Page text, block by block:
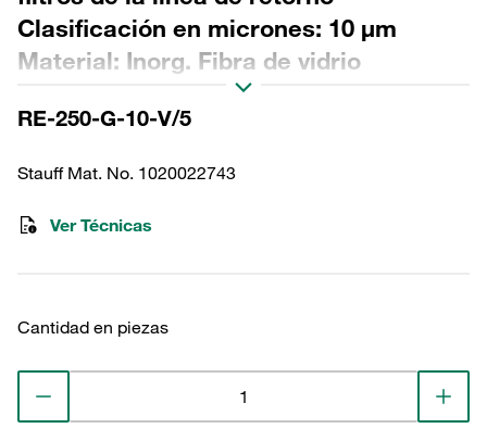
Clasificación en micrones: 10 µm
Material: Inorg. Fibra de vidrio
Diámetro exterior (mm): 143 Diámetro
interior (mm): 96,1 Longitud (mm): 364
RE-250-G-10-V/5
Stauff Mat. No. 1020022743
Ver Técnicas
Cantidad en piezas